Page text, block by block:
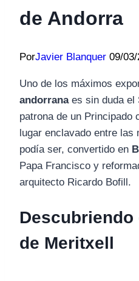
de Andorra
PorJavier Blanquer 09/
Uno de los máximos
andorranaes sin duda el
patrona de un Principado
lugar enclavado entre las
podía ser, convertido en
Papa Francisco y
arquitecto Ricardo Bofill.
Descubriendo
de Meritxell